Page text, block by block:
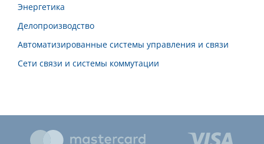
Энергетика
Делопроизводство
Автоматизированные системы управления и связи
Сети связи и системы коммутации